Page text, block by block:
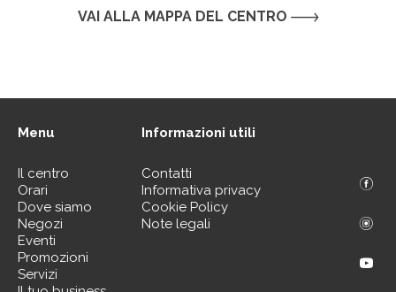
VAI ALLA MAPPA DEL CENTRO
Menu
Il centro
Orari
Dove siamo
Negozi
Eventi
Promozioni
Servizi
Informazioni utili
Contatti
Informativa privacy
Cookie Policy
Note legali